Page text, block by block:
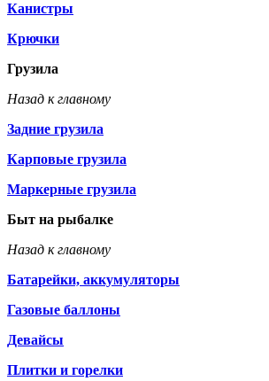
Канистры
Крючки
Грузила
Назад к главному
Задние грузила
Карповые грузила
Маркерные грузила
Быт на рыбалке
Назад к главному
Батарейки, аккумуляторы
Газовые баллоны
Девайсы
Плитки и горелки